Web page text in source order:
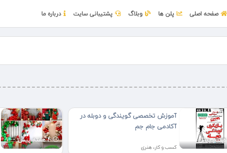
صفحه اصلی پلن ها وبلاگ پشتیبانی سایت درباره ما
آموزش تخصصی گویندگی و دوبله در
آکادمی جام جم
کسب و کار، هنری
4 هفته پیش